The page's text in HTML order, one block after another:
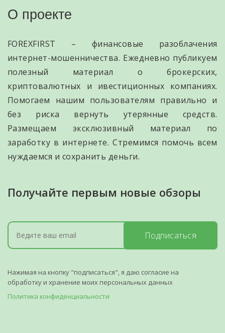
О проекте
FOREXFIRST – финансовые разоблачения
интернет-мошенничества. Ежедневно публикуем
полезный материал о брокерских,
криптовалютных и ивестиционных компаниях.
Помогаем нашим пользователям правильно и
без риска вернуть утерянные средств.
Размещаем эксклюзивный материал по
заработку в интернете. Стремимся помочь всем
нуждаемся и сохранить деньги.
Получайте первым новые обзоры
Подписаться
Нажимая на кнопку "подписаться", я даю согласие на
обработку и хранение моих персональных данных
Политика конфиденциальности